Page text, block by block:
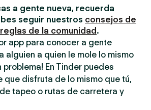
a gente nueva, recuerda
seguir nuestros consejos de
reglas de la comunidad .
app para conocer a gente
alguien a quien le mole lo mismo
problema! En Tinder puedes
que disfruta de lo mismo que tú,
tapeo o rutas de carretera y